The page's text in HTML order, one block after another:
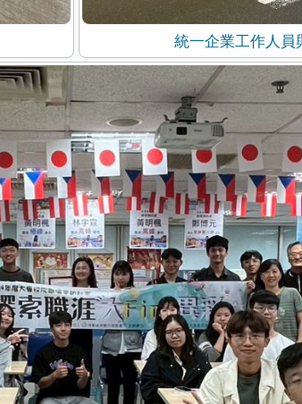
統一企業工作人員